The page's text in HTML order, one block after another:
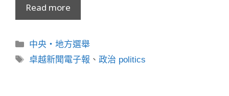
Read more
分
類
中央・地方選舉
標
卓越新聞電子報 、政治 politics